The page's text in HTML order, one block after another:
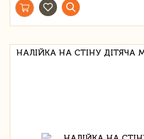
НАЛІЙКА НА СТІНУ ДІТЯЧА